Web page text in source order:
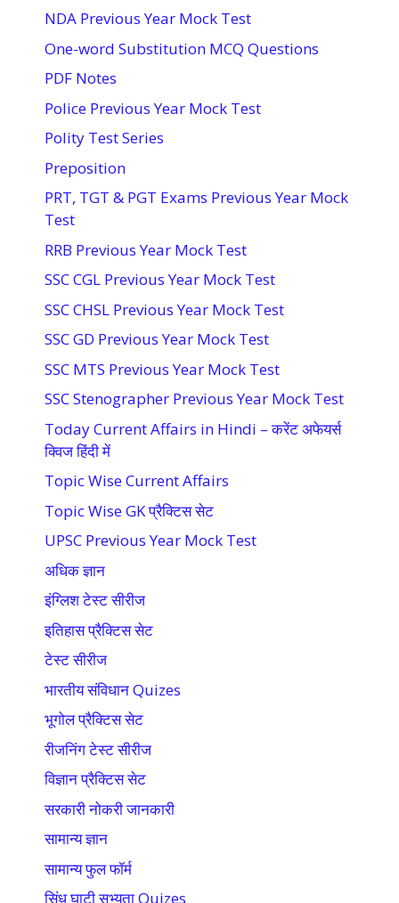
NDA Previous Year Mock Test
One-word Substitution MCQ Questions
PDF Notes
Police Previous Year Mock Test
Polity Test Series
Preposition
PRT, TGT & PGT Exams Previous Year Mock
Test
RRB Previous Year Mock Test
SSC CGL Previous Year Mock Test
SSC CHSL Previous Year Mock Test
SSC GD Previous Year Mock Test
SSC MTS Previous Year Mock Test
SSC Stenographer Previous Year Mock Test
Today Current Affairs in Hindi – करेंट अफेयर्स
क्विज हिंदी में
Topic Wise Current Affairs
Topic Wise GK प्रैक्टिस सेट
UPSC Previous Year Mock Test
अधिक ज्ञान
इंग्लिश टेस्ट सीरीज
इतिहास प्रैक्टिस सेट
टेस्ट सीरीज
भारतीय संविधान Quizes
भूगोल प्रैक्टिस सेट
रीजनिंग टेस्ट सीरीज
विज्ञान प्रैक्टिस सेट
सरकारी नोकरी जानकारी
सामान्य ज्ञान
सामान्य फुल फॉर्म
सिंधु घाटी सभ्यता Quizes